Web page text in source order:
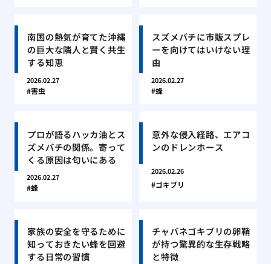
南国の熱気が育てた沖縄
の巨大な隣人と賢く共生
する知恵
2026.02.27
害虫
スズメバチに市販スプレ
ーを向けてはいけない理
由
2026.02.27
蜂
プロが語るハッカ油とス
ズメバチの関係。寄って
くる原因は匂いにある
2026.02.27
蜂
意外な侵入経路、エアコ
ンのドレンホース
2026.02.26
ゴキブリ
家族の安全を守るために
知っておきたい蜂を回避
する日常の習慣
チャバネゴキブリの卵鞘
が持つ驚異的な生存戦略
と特徴